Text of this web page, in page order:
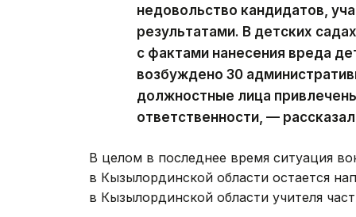
недовольство кандидатов,
результатами. В детских
с фактами нанесения вреда
возбуждено 30
должностные лица
ответственности, —
В целом в последнее время ситуация
в Кызылординской области остается
в Кызылординской области учителя